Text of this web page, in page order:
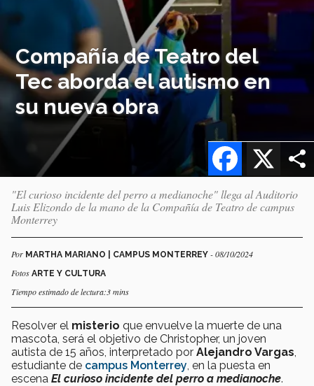
Compañía de Teatro del
Tec aborda el autismo en
su nueva obra
X
Facebook
"El curioso incidente del perro a medianoche" llega al Auditorio
Luis Elizondo de la mano de la Compañía de Teatro de campus
Monterrey
Por MARTHA MARIANO | CAMPUS MONTERREY - 08/10/2024
Fotos ARTE Y CULTURA
Tiempo estimado de lectura:3 mins
Resolver el misterio que envuelve la muerte de una
mascota, será el objetivo de Christopher, un joven
autista de 15 años, interpretado por Alejandro Vargas
estudiante de campus Monterrey , en la puesta en
escena El curioso incidente del perro a medianoche.